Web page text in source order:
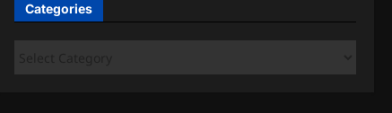
Categories